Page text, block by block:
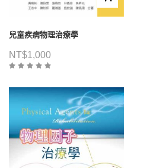
兒童疾病物理治療學
NT$1,000